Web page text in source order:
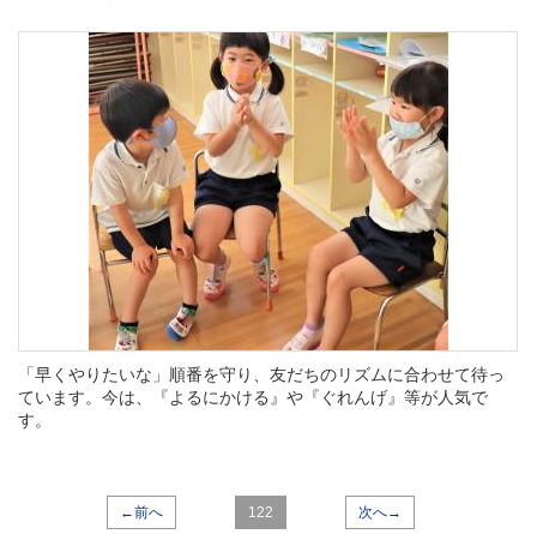
「早くやりたいな」順番を守り、友だちのリズムに合わせて待っ
ています。今は、『よるにかける』や『ぐれんげ』等が人気で
す。
←前へ 122 次へ→